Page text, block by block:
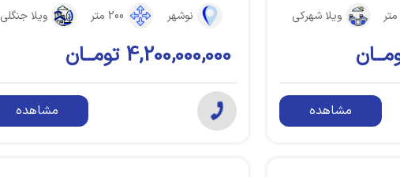
ویلا شهرکی
مشاهده
نوشهر 200 متر ویلا جنگلی
4,200,000,000 تومــان
مشاهده